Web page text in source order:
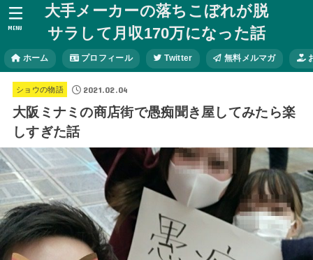
大手メーカーの落ちこぼれが脱
サラして月収170万になった話
ホーム プロフィール Twitter 無料メルマガ
MENU
ショウの物語 2021.02.04
大阪ミナミの商店街で愚痴聞き屋してみたら楽
しすぎた話